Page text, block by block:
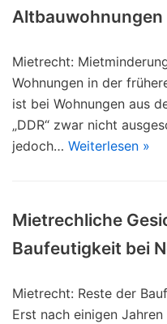
Altbauwohnungen
Mietrecht:
Wohnungen in der
ist bei Wohnungen aus
„DDR“ zwar nicht
jedoch… Weiterlesen »
Mietrechliche
Baufeutigkeit bei
Mietrecht: Reste der
Erst nach einigen